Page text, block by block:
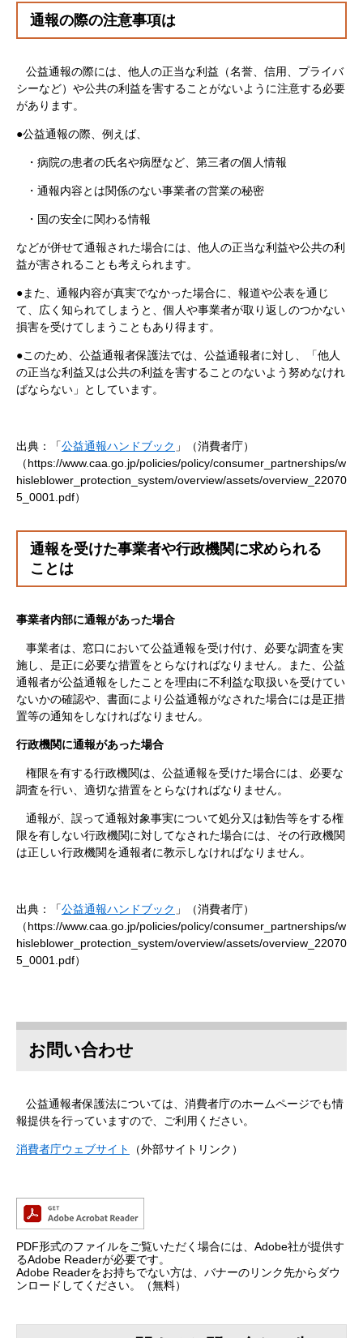
通報の際の注意事項は
公益通報の際には、他人の正当な利益（名誉、信用、プライバ
シーなど）や公共の利益を害することがないように注意する必要
があります。
●公益通報の際、例えば、
・病院の患者の氏名や病歴など、第三者の個人情報
・通報内容とは関係のない事業者の営業の秘密
・国の安全に関わる情報
などが併せて通報された場合には、他人の正当な利益や公共の利
益が害されることも考えられます。
●また、通報内容が真実でなかった場合に、報道や公表を通じ
て、広く知られてしまうと、個人や事業者が取り返しのつかない
損害を受けてしまうこともあり得ます。
●このため、公益通報者保護法では、公益通報者に対し、「他人
の正当な利益又は公共の利益を害することのないよう努めなけれ
ばならない」としています。
出典：「公益通報ハンドブック 」（消費者庁）
（https://www.caa.go.jp/policies/policy/consumer_partnerships/w
hisleblower_protection_system/overview/assets/overview_22070
5_0001.pdf）
通報を受けた事業者や行政機関に求められる
ことは
事業者内部に通報があった場合
事業者は、窓口において公益通報を受け付け、必要な調査を実
施し、是正に必要な措置をとらなければなりません。また、公益
通報者が公益通報をしたことを理由に不利益な取扱いを受けてい
ないかの確認や、書面により公益通報がなされた場合には是正措
置等の通知をしなければなりません。
行政機関に通報があった場合
権限を有する行政機関は、公益通報を受けた場合には、必要な
調査を行い、適切な措置をとらなければなりません。
通報が、誤って通報対象事実について処分又は勧告等をする権
限を有しない行政機関に対してなされた場合には、その行政機関
は正しい行政機関を通報者に教示しなければなりません。
出典：「公益通報ハンドブック 」（消費者庁）
（https://www.caa.go.jp/policies/policy/consumer_partnerships/w
hisleblower_protection_system/overview/assets/overview_22070
5_0001.pdf）
お問い合わせ
公益通報者保護法については、消費者庁のホームページでも情
報提供を行っていますので、ご利用ください。
消費者庁ウェブサイト （外部サイトリンク）
PDF形式のファイルをご覧いただく場合には、Adobe社が提供す
るAdobe Readerが必要です。
Adobe Readerをお持ちでない方は、バナーのリンク先からダウ
ンロードしてください。（無料）